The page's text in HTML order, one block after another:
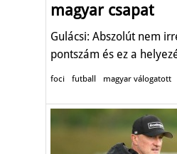
magyar csapat
Gulácsi: Abszolút nem
pontszám és ez a
foci futball magyar válogatott